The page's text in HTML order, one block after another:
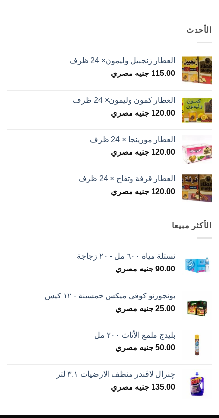
الأحدث
العطار زنجبيل وليمون× 24 ظرف
115.00 جنيه مصري
العطار كمون وليمون× 24 ظرف
120.00 جنيه مصري
العطار مورينجا × 24 ظرف
120.00 جنيه مصري
العطار قرفة وتفاح × 24 ظرف
120.00 جنيه مصري
الأكثر مبيعا
نستلة مياة ٦٠٠ مل - ٢٠ زجاجة
90.00 جنيه مصري
بونجورنو كوفى ميكس خمسينة - ١٢ كيس
25.00 جنيه مصري
بليدج ملمع الأثاث ٣٠٠ مل
50.00 جنيه مصري
چنرال لاڤندر منظف الارضيات ٣.١ لتر
135.00 جنيه مصري